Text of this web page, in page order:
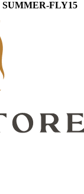
SUMMER-FLY15